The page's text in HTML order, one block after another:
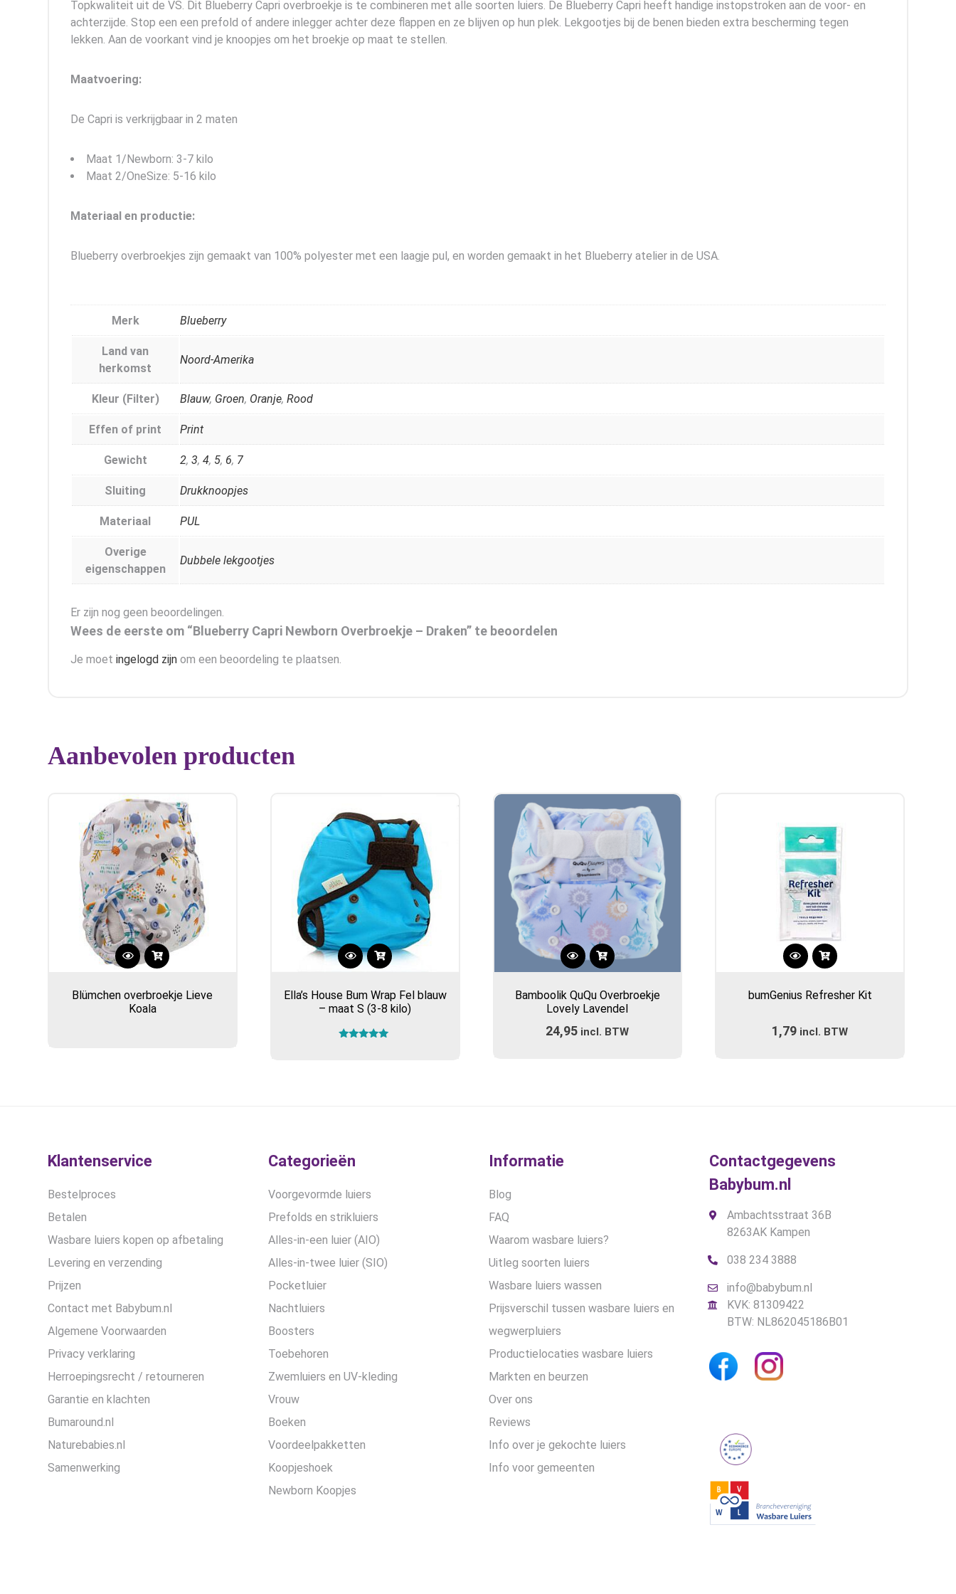
Topkwaliteit uit de VS. Dit Blueberry Capri overbroekje is te combineren met alle soorten luiers. De Blueberry Capri heeft handige instopstroken aan de voor- en
achterzijde. Stop een een prefold of andere inlegger achter deze flappen en ze blijven op hun plek. Lekgootjes bij de benen bieden extra bescherming tegen
lekken. Aan de voorkant vind je knoopjes om het broekje op maat te stellen.
Maatvoering:
De Capri is verkrijgbaar in 2 maten
Maat 1/Newborn: 3-7 kilo
Maat 2/OneSize: 5-16 kilo
Materiaal en productie:
Blueberry overbroekjes zijn gemaakt van 100% polyester met een laagje pul, en worden gemaakt in het Blueberry atelier in de USA.
Merk Blueberry
Land van
herkomst
Noord-Amerika
Kleur (Filter) Blauw, Groen, Oranje, Rood
Effen of print Print
Gewicht 2, 3, 4, 5, 6, 7
Sluiting Drukknoopjes
Materiaal PUL
Overige
eigenschappen
Dubbele lekgootjes
Er zijn nog geen beoordelingen.
Wees de eerste om “Blueberry Capri Newborn Overbroekje – Draken” te beoordelen
Je moet ingelogd zijn om een beoordeling te plaatsen.
Aanbevolen producten
Blümchen overbroekje Lieve
Koala
Ella’s House Bum Wrap Fel blauw
– maat S (3-8 kilo)
Bamboolik QuQu Overbroekje
Lovely Lavendel
24,95 incl. BTW
bumGenius Refresher Kit
1,79 incl. BTW
Klantenservice
Bestelproces
Betalen
Wasbare luiers kopen op afbetaling
Levering en verzending
Prijzen
Contact met Babybum.nl
Algemene Voorwaarden
Privacy verklaring
Herroepingsrecht / retourneren
Garantie en klachten
Bumaround.nl
Naturebabies.nl
Samenwerking
Categorieën
Voorgevormde luiers
Prefolds en strikluiers
Alles-in-een luier (AIO)
Alles-in-twee luier (SIO)
Pocketluier
Nachtluiers
Boosters
Toebehoren
Zwemluiers en UV-kleding
Vrouw
Boeken
Voordeelpakketten
Koopjeshoek
Newborn Koopjes
Informatie
Blog
FAQ
Waarom wasbare luiers?
Uitleg soorten luiers
Wasbare luiers wassen
Prijsverschil tussen wasbare luiers en
wegwerpluiers
Productielocaties wasbare luiers
Markten en beurzen
Over ons
Reviews
Info over je gekochte luiers
Info voor gemeenten
Contactgegevens
Babybum.nl
Ambachtsstraat 36B
8263AK Kampen
038 234 3888
info@babybum.nl
KVK: 81309422
BTW: NL862045186B01